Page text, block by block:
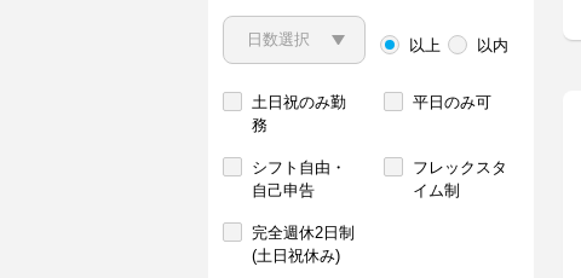
以上 以内
土日祝のみ勤
務
平日のみ可
シフト自由・
自己申告
フレックスタ
イム制
完全週休2日制
(土日祝休み)